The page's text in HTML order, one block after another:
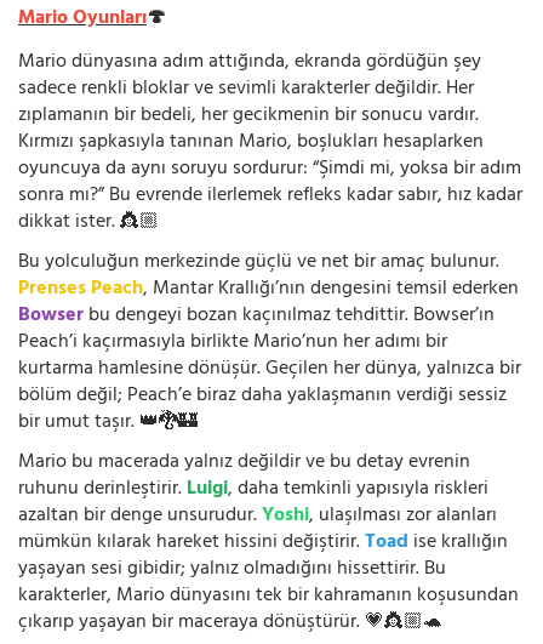
Mario Oyunları🍄
Mario dünyasına adım attığında, ekranda gördüğün şey
sadece renkli bloklar ve sevimli karakterler değildir. Her
zıplamanın bir bedeli, her gecikmenin bir sonucu vardır.
Kırmızı şapkasıyla tanınan Mario, boşlukları hesaplarken
oyuncuya da aynı soruyu sordurur: “Şimdi mi, yoksa bir adım
sonra mı?” Bu evrende ilerlemek refleks kadar sabır, hız kadar
dikkat ister. 👸🏼
Bu yolculuğun merkezinde güçlü ve net bir amaç bulunur.
Prenses Peach, Mantar Krallığı’nın dengesini temsil ederken
Bowserbu dengeyi bozan kaçınılmaz tehdittir. Bowser’ın
Peach’i kaçırmasıyla birlikte Mario’nun her adımı bir
kurtarma hamlesine dönüşür. Geçilen her dünya, yalnızca bir
bölüm değil; Peach’e biraz daha yaklaşmanın verdiği sessiz
bir umut taşır. 👑🐉🏰
Mario bu macerada yalnız değildir ve bu detay evrenin
ruhunu derinleştirir.Luigi, daha temkinli yapısıyla riskleri
azaltan bir denge unsurudur.Yoshi, ulaşılması zor alanları
mümkün kılarak hareket hissini değiştirir.Toad ise krallığın
yaşayan sesi gibidir; yalnız olmadığını hissettirir. Bu
karakterler, Mario dünyasını tek bir kahramanın koşusundan
çıkarıp yaşayan bir maceraya dönüştürür. 💗👸🏼🐢